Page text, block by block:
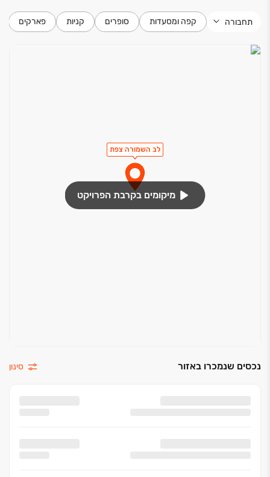
תחבורה קפה ומסעדות סופרים קניות פארקים
לב השמורה צפת
מיקומים בקרבת הפרויקט
נכסים שנמכרו באזור סינון